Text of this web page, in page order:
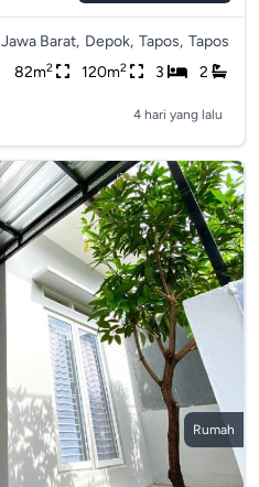
Jawa Barat, Depok, Tapos, Tapos
82m2 120m2 3 2
4 hari yang lalu
Rumah